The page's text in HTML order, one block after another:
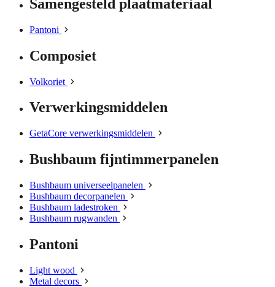
Samengesteld plaatmateriaal
Pantoni
Composiet
Volkoriet
Verwerkingsmiddelen
GetaCore verwerkingsmiddelen
Bushbaum fijntimmerpanelen
Bushbaum universeelpanelen
Bushbaum decorpanelen
Bushbaum ladestroken
Bushbaum rugwanden
Pantoni
Light wood
Metal decors